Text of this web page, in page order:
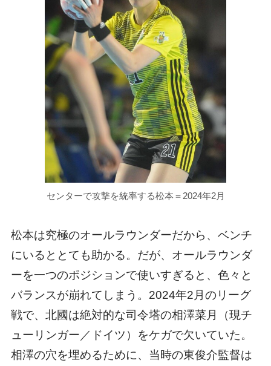
センターで攻撃を統率する松本＝2024年2月
松本は究極のオールラウンダーだから、ベンチ
にいるととても助かる。だが、オールラウンダ
ーを一つのポジションで使いすぎると、色々と
バランスが崩れてしまう。2024年2月のリーグ
戦で、北國は絶対的な司令塔の相澤菜月（現チ
ューリンガー／ドイツ）をケガで欠いていた。
相澤の穴を埋めるために、当時の東俊介監督は